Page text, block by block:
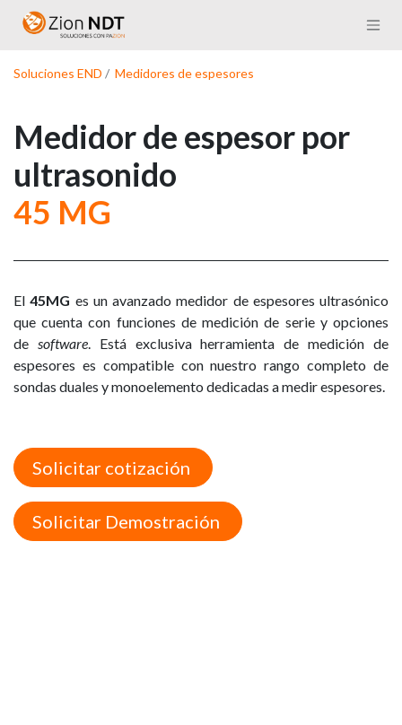
Ir al contenido
Soluciones END / Medidores de espesores
Medidor de espesor por
ultrasonido
45 MG
El45MG es un avanzado medidor de espesores ultrasónico
que cuenta con funciones de medición de serie y opciones
de software. Está exclusiva herramienta de medición de
espesores es compatible con nuestro rango completo de
sondas duales y monoelemento dedicadas a medir espesores.
Solicitar cotización
Solicitar Demostración